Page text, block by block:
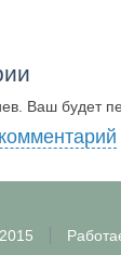
Ваш будет